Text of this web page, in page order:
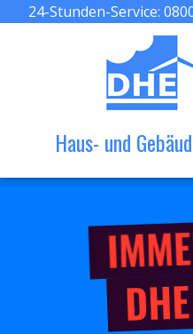
24-Stunden-Service:
Haus- und